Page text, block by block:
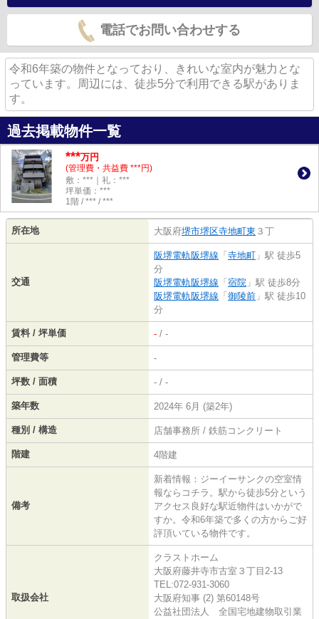
電話でお問い合わせする
令和6年築の物件となっており、きれいな室内が魅力とな
っています。周辺には、徒歩5分で利用できる駅がありま
す。
過去掲載物件一覧
***万円
(管理費・共益費 ***円)
敷：***｜礼：***
坪単価：***
1階 / *** / ***
所在地 大阪府堺市堺区寺地町東 ３丁
交通
阪堺電軌阪堺線 「 寺地町 」駅 徒歩5
分
阪堺電軌阪堺線 「 宿院 」駅 徒歩8分
阪堺電軌阪堺線 「 御陵前 」駅 徒歩10
分
賃料 / 坪単価 - / -
管理費等 -
坪数 / 面積 - / -
築年数 2024年 6月 (築2年)
種別 / 構造 店舗事務所 / 鉄筋コンクリート
階建 4階建
備考
新着情報：ジーイーサンクの空室情
報ならコチラ。駅から徒歩5分という
アクセス良好な駅近物件はいかがで
すか。令和6年築で多くの方からご好
評頂いている物件です。
取扱会社
クラストホーム
大阪府藤井寺市古室３丁目2-13
TEL:072-931-3060
大阪府知事 (2) 第60148号
公益社団法人 全国宅地建物取引業